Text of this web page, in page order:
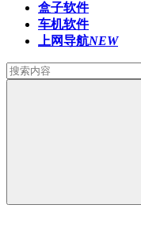
盒子软件
车机软件
上网导航NEW